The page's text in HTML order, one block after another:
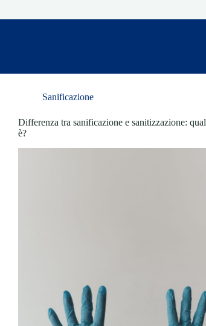
Sanificazione
Differenza tra sanificazione e sanitizzazione: qual
è?